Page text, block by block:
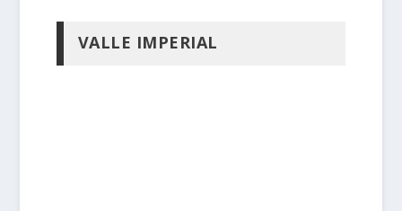
VALLE IMPERIAL